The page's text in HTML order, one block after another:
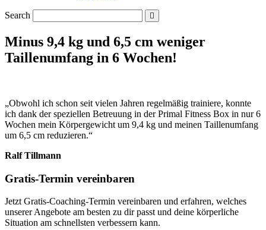
Search
Minus 9,4 kg und 6,5 cm weniger
Taillenumfang in 6 Wochen!
„Obwohl ich schon seit vielen Jahren regelmäßig trainiere, konnte
ich dank der speziellen Betreuung in der Primal Fitness Box in nur 6
Wochen mein Körpergewicht um 9,4 kg und meinen Taillenumfang
um 6,5 cm reduzieren.“
Ralf Tillmann
Gratis-Termin vereinbaren
Jetzt Gratis-Coaching-Termin vereinbaren und erfahren, welches
unserer Angebote am besten zu dir passt und deine körperliche
Situation am schnellsten verbessern kann.